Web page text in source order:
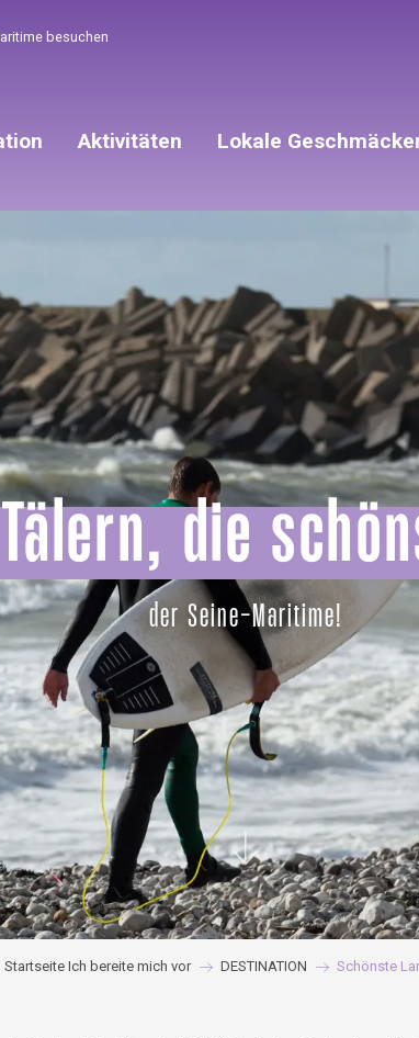
besuchen
Aktivitäten Lokale
die
der Seine-Maritime!
Startseite Ich bereite mich vor DESTINATION Schönste